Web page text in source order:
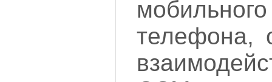
телефона,